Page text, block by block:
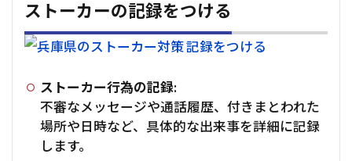
ストーカーの記録をつける
ストーカー行為の記録:
不審なメッセージや通話履歴、付きまとわれた
場所や日時など、具体的な出来事を詳細に記録
します。